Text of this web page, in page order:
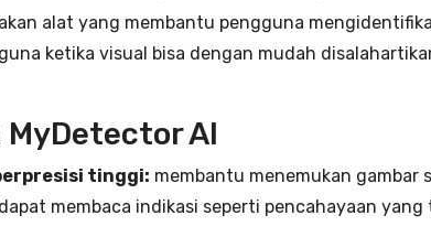
alat yang membantu pengguna
ketika visual bisa dengan mudah
AI
tinggi: membantu menemukan gambar
dapat membaca indikasi seperti pencahayaan